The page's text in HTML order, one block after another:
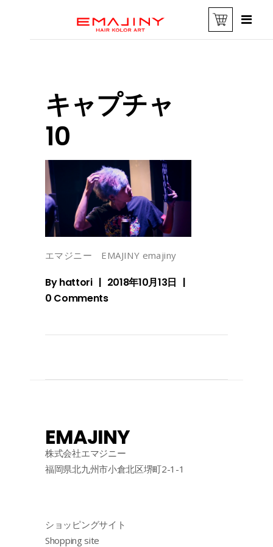
キャプチャ
10
エマジニー EMAJINY emajiny
Byhattori
2018年10月13日
0 Comments
EMAJINY
株式会社エマジニー
福岡県北九州市小倉北区堺町2-1-1
ショッピングサイト
Shopping site